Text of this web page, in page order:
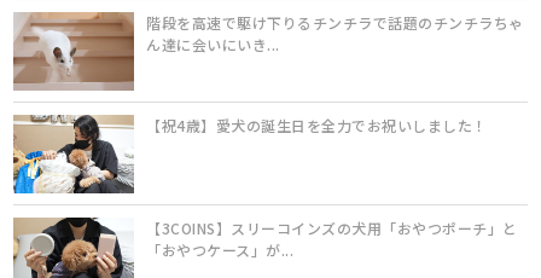
階段を高速で駆け下りるチンチラで話題のチンチラちゃ
ん達に会いにいき...
【祝4歳】愛犬の誕生日を全力でお祝いしました！
【3COINS】スリーコインズの犬用「おやつポーチ」と
「おやつケース」が...